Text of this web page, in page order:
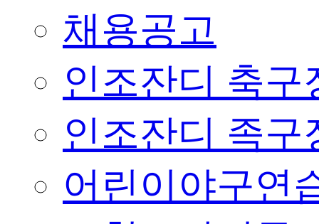
채용공고
인조잔디 축구
인조잔디 족구
어린이야구연